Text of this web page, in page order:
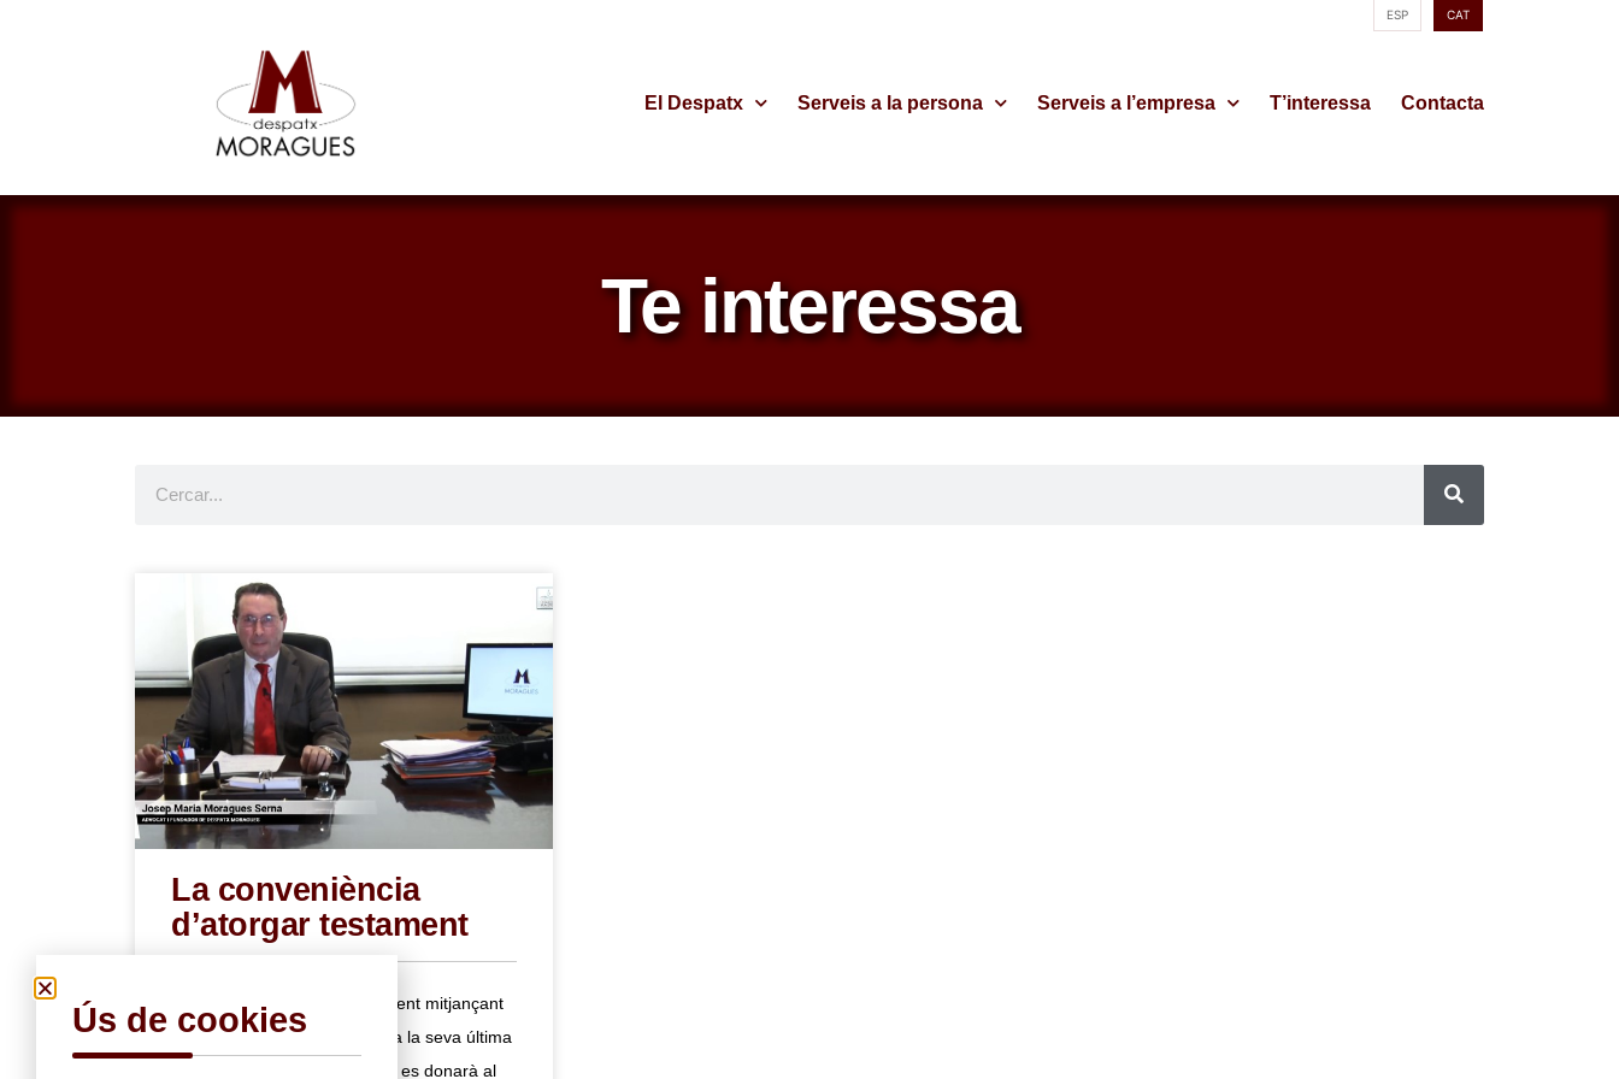
ESP CAT
El Despatx Serveis a la persona Serveis a l’empresa T’interessa Contacta
Te interessa
La conveniència
d’atorgar testament
El testament es aquell document mitjançant
el qual una persona manifesta la seva última
voluntat respecte el destí que es donarà al
Ús de cookies